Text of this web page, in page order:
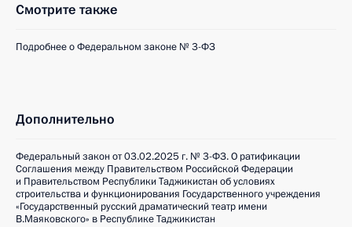
Смотрите также
Подробнее о Федеральном законе № 3-ФЗ
Дополнительно
Федеральный закон от 03.02.2025 г. № 3-ФЗ. О ратификации
Соглашения между Правительством Российской Федерации
и Правительством Республики Таджикистан об условиях
строительства и функционирования Государственного учреждения
«Государственный русский драматический театр имени
В.Маяковского» в Республике Таджикистан